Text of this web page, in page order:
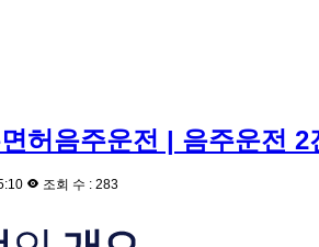
허음주운전 | 음주운전
조회 수 : 283